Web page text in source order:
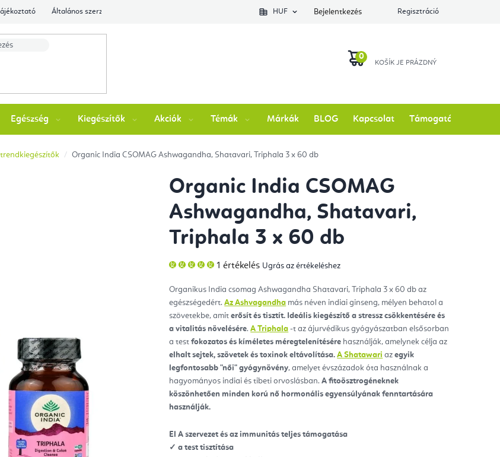
Általános szerződési feltételek Ellenőrizze a rendelés állapotátHUF Bejelentkezés Regisztráció
Egészség Kiegészítők Akciók Témák Márkák BLOG Kapcsolat Támogatás
Organic India CSOMAG Ashwagandha, Shatavari, Triphala 3 x 60 db
Organic India CSOMAG
Ashwagandha, Shatavari,
Triphala 3 x 60 db
A
termék
5-
ből
5,0
csillag.
1 értékelés Ugrás az értékeléshez
Organikus India csomag Ashwagandha Shatavari, Triphala 3 x 60 db az
egészségedért.Az Ashvagandha más néven indiai ginseng, mélyen behatol a
szövetekbe, amiterősít és tisztít. Ideális kiegészítő a stressz csökkentésére és
a vitalitás növelésére.A Triphala -t az ájurvédikus gyógyászatban elsősorban
a testfokozatos és kíméletes méregtelenítésére használják, amelynek célja az
elhalt sejtek, szövetek és toxinok eltávolítása.A Shatawari azegyik
legfontosabb "női" gyógynövény, amelyet évszázadok óta használnak a
hagyományos indiai és tibeti orvoslásban.A fitoösztrogéneknek
köszönhetően minden korú nő hormonális egyensúlyának fenntartására
használják.
El A szervezet és az immunitás teljes támogatása
✓ a test tisztítása